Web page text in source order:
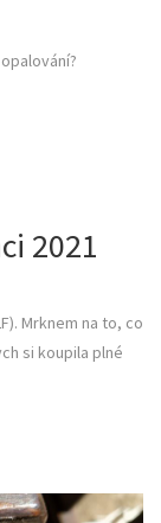
2021
Mrknem na to, co
si koupila plné